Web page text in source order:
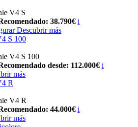
V4 S
38.790€ i
Descubrir más
S 100
V4 S 100
desde: 112.000€ i
más
R
V4 R
44.000€ i
más